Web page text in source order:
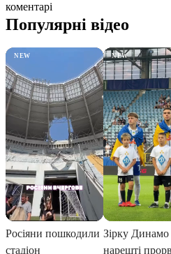
коментарі